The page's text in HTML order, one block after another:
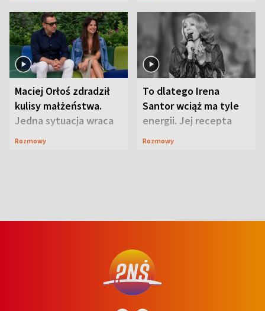
Maciej Orłoś zdradził
kulisy małżeństwa.
Jedna sytuacja wraca
jak bumerang
Rozmowy
To dlatego Irena
Santor wciąż ma tyle
energii. Jej recepta
jest zaskakująco
Rozmowy